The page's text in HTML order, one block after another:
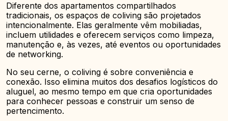
Diferente dos apartamentos compartilhados
tradicionais, os espaços de coliving são projetados
intencionalmente. Elas geralmente vêm mobiliadas,
incluem utilidades e oferecem serviços como limpeza,
manutenção e, às vezes, até eventos ou oportunidades
de networking.
No seu cerne, o coliving é sobre conveniência e
conexão. Isso elimina muitos dos desafios logísticos do
aluguel, ao mesmo tempo em que cria oportunidades
para conhecer pessoas e construir um senso de
pertencimento.